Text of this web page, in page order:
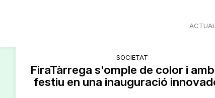
SOCIETAT
FiraTàrrega s'omple de color i
festiu en una inauguració